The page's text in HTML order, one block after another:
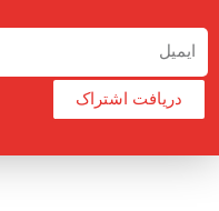
دریافت اشتراک